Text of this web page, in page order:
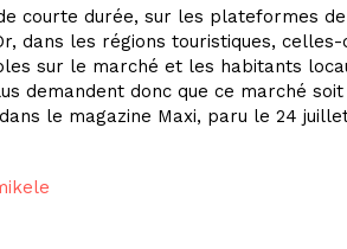
courte durée, sur les plateformes
dans les régions touristiques, celles-
sur le marché et les habitants
demandent donc que ce marché
le magazine Maxi, paru le 24